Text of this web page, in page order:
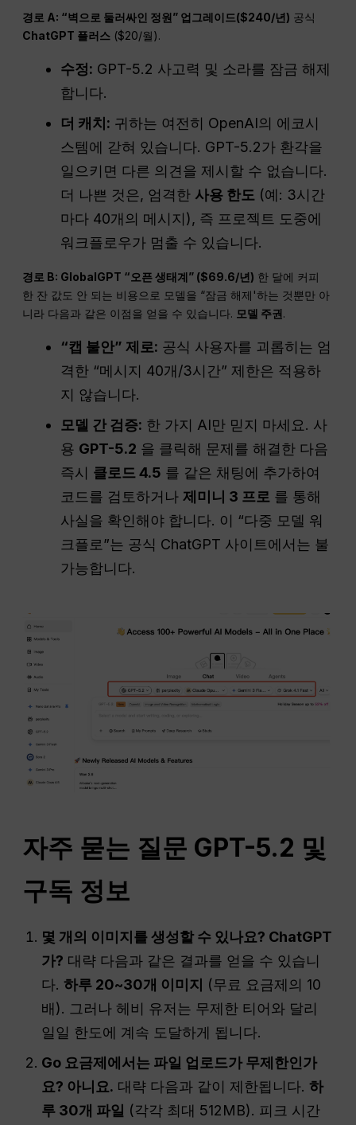
경로 A: “벽으로 둘러싸인 정원” 업그레이드($240/년) 공식
ChatGPT 플러스 ($20/월).
수정: GPT-5.2 사고력 및 소라를 잠금 해제
합니다.
더 캐치: 귀하는 여전히 OpenAI의 에코시
스템에 갇혀 있습니다. GPT-5.2가 환각을
일으키면 다른 의견을 제시할 수 없습니다.
더 나쁜 것은, 엄격한 사용 한도 (예: 3시간
마다 40개의 메시지), 즉 프로젝트 도중에
워크플로우가 멈출 수 있습니다.
경로 B: GlobalGPT “오픈생태계 ” ($69.6/년) 한 달에 커피
한 잔 값도 안 되는 비용으로 모델을 “잠금 해제'하는 것뿐만 아
니라 다음과 같은 이점을 얻을 수 있습니다. 모델 주권 .
“캡 불안” 제로: 공식 사용자를 괴롭히는 엄
격한 “메시지 40개/3시간” 제한은 적용하
지 않습니다.
모델 간 검증: 한 가지 AI만 믿지 마세요. 사
용 GPT-5.2 을 클릭해 문제를 해결한 다음
즉시 클로드 4.5 를 같은 채팅에 추가하여
코드를 검토하거나제미니 3 프로 를 통해
사실을 확인해야 합니다. 이 “다중 모델 워
크플로”는 공식 ChatGPT 사이트에서는 불
가능합니다.
자주 묻는 질문 GPT-5.2 및
구독 정보
몇 개의 이미지를 생성할 수 있나요? ChatGPT
가? 대략 다음과 같은 결과를 얻을 수 있습니
다.하루 20~30개 이미지
(무료 요금제의 10
배). 그러나 헤비 유저는 무제한 티어와 달리
일일 한도에 계속 도달하게 됩니다.
Go 요금제에서는 파일 업로드가 무제한인가
요? 아니요. 대략 다음과 같이 제한됩니다.하
루 30개 파일 (각각 최대 512MB). 피크 시간